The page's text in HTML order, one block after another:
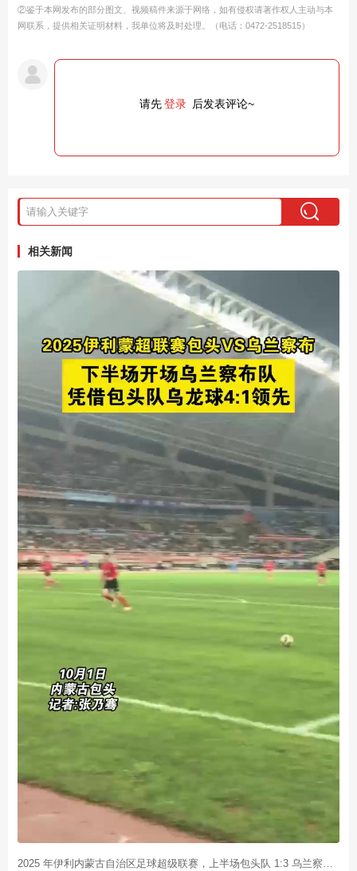
②鉴于本网发布的部分图文、视频稿件来源于网络，如有侵权请著作权人主动与本
网联系，提供相关证明材料，我单位将及时处理。（电话：0472-2518515）
请先登录 后发表评论~
相关新闻
2025 年伊利内蒙古自治区足球超级联赛，上半场包头队 1:3 乌兰察布队